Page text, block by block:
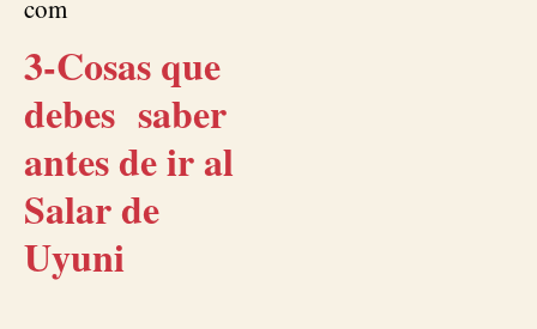
com
3-Cosas que
debes saber
antes de ir al
Salar de
Uyuni